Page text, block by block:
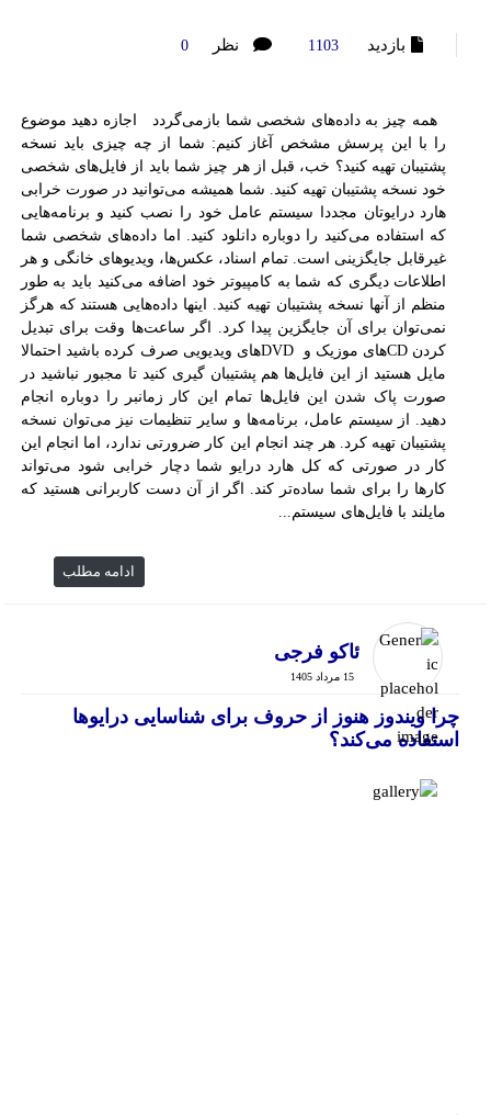
بازدید 1103 نظر 0
همه چیز به داده‌های شخصی شما بازمی‌گردد اجازه دهید موضوع
را با این پرسش مشخص آغاز کنیم: شما از چه چیزی باید نسخه
پشتیبان تهیه کنید؟ خب، قبل از هر چیز شما باید از فایل‌های شخصی
خود نسخه پشتیبان تهیه کنید. شما همیشه می‌توانید در صورت خرابی
هارد درايوتان مجددا سیستم عامل خود را نصب کنید و برنامه‌هایی
که استفاده می‌کنید را دوباره دانلود كنيد. اما داده‌های شخصی شما
غیرقابل جایگزینی است. تمام اسناد، عکس‌ها، ویدیوهای خانگی و هر
اطلاعات دیگری که شما به کامپیوتر خود اضافه می‌کنید باید به طور
منظم از آنها نسخه پشتیبان تهیه کنید. اینها داده‌هایی هستند که هرگز
نمی‌توان برای آن جایگزین پیدا کرد. اگر ساعت‌ها وقت برای تبدیل
کردن CDهای موزیک و DVDهای ویدیویی صرف کرده باشید احتمالا
مایل هستید از این فایل‌ها هم پشتیبان گیری کنید تا مجبور نباشید در
صورت پاک شدن این فایل‌ها تمام این کار زمانبر را دوباره انجام
دهید. از سیستم عامل، برنامه‌ها و سایر تنظیمات نیز می‌توان نسخه
پشتیبان تهیه کرد. هر چند انجام این کار ضرورتی ندارد، اما انجام این
کار در صورتی که کل هارد درايو شما دچار خرابی شود می‌تواند
کارها را برای شما ساده‌تر کند. اگر از آن دست کاربرانی هستید که
مایلند با فایل‌های سیستم...
ادامه مطلب
ئاکو فرجی
15 مرداد 1405
چرا ویندوز هنوز از حروف برای شناسایی درایوها
استفاده می‌کند؟